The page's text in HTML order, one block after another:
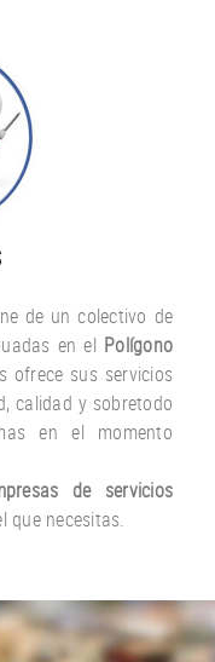
de un colectivo de
en el Polígono
ofrece sus servicios
calidad y sobretodo
en el momento
de servicios
que necesitas.